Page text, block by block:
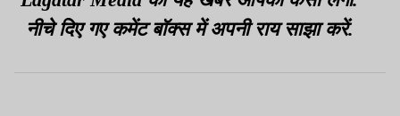
नीचे दिए गए कमेंट बॉक्स में अपनी राय साझा करें.